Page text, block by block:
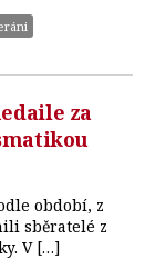
za
období, z
sběratelé z
V […]